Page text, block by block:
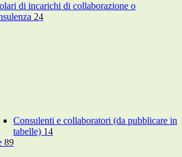
di incarichi di collaborazione o
24
Consulenti e collaboratori (da pubblicare in
tabelle) 14
89